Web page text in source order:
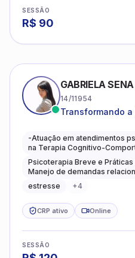
SESSÃO
R$ 90
GABRIELA
14/11954
Transformando
caminhos mais
-Atuação em atendimentos
na Terapia Cognitivo-
Psicoterapia Breve e
Manejo de demandas
estresse
+4
CRP ativo Online
SESSÃO